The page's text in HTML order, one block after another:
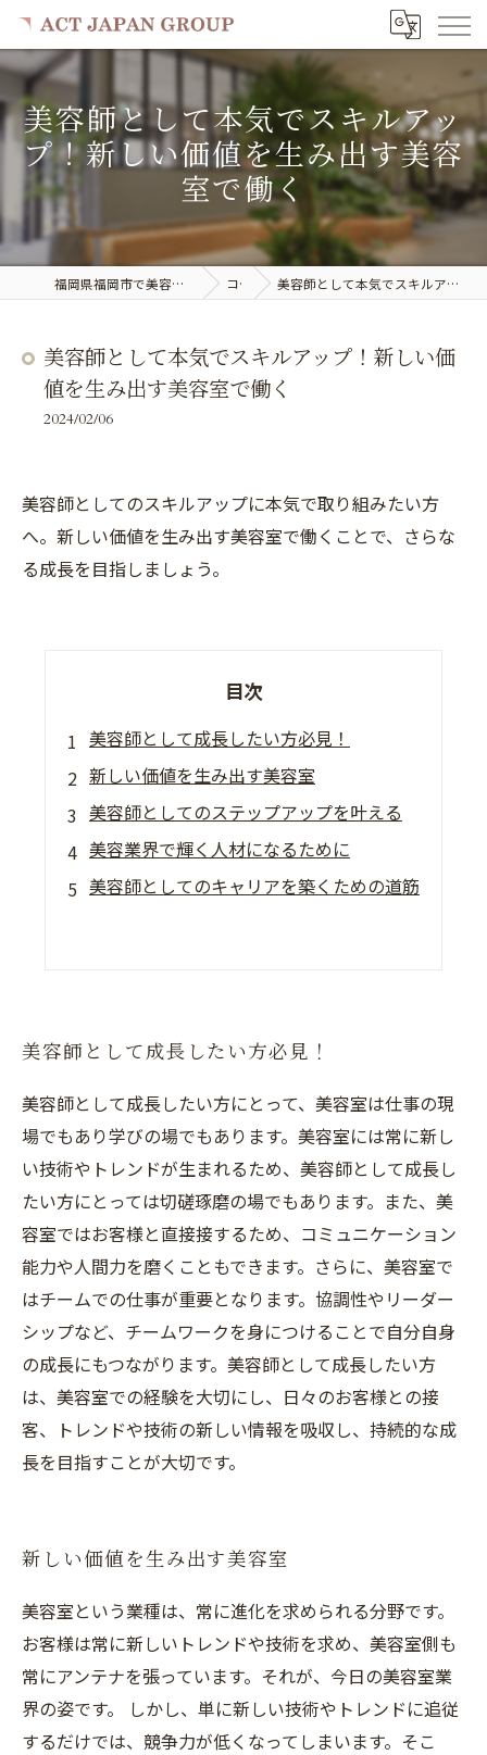
美容師として本気でスキルアッ
プ！新しい価値を生み出す美容
室で働く
福岡県福岡市で美容室の求人ならACT JAPAN GROUP コラム 美容師として本気でスキルアップ！新しい価値を生み出す美容室で働く
美容師として本気でスキルアップ！新しい価
値を生み出す美容室で働く
2024/02/06
美容師としてのスキルアップに本気で取り組みたい方
へ。新しい価値を生み出す美容室で働くことで、さらな
る成長を目指しましょう。
目次
美容師として成長したい方必見！
新しい価値を生み出す美容室
美容師としてのステップアップを叶える
美容業界で輝く人材になるために
美容師としてのキャリアを築くための道筋
美容師として成長したい方必見！
美容師として成長したい方にとって、美容室は仕事の現
場でもあり学びの場でもあります。美容室には常に新し
い技術やトレンドが生まれるため、美容師として成長し
たい方にとっては切磋琢磨の場でもあります。また、美
容室ではお客様と直接接するため、コミュニケーション
能力や人間力を磨くこともできます。さらに、美容室で
はチームでの仕事が重要となります。協調性やリーダー
シップなど、チームワークを身につけることで自分自身
の成長にもつながります。美容師として成長したい方
は、美容室での経験を大切にし、日々のお客様との接
客、トレンドや技術の新しい情報を吸収し、持続的な成
長を目指すことが大切です。
新しい価値を生み出す美容室
美容室という業種は、常に進化を求められる分野です。
お客様は常に新しいトレンドや技術を求め、美容室側も
常にアンテナを張っています。それが、今日の美容室業
界の姿です。 しかし、単に新しい技術やトレンドに追従
するだけでは、競争力が低くなってしまいます。そこ